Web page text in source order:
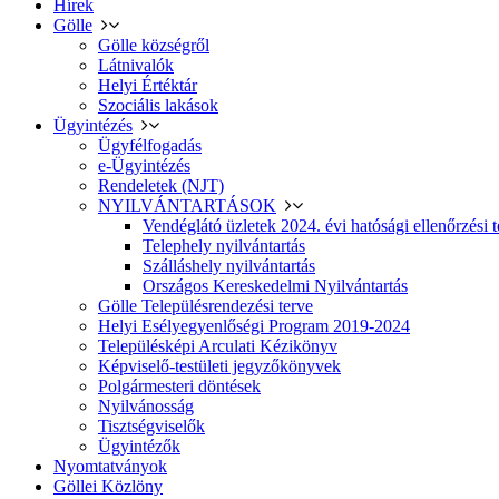
Hírek
Gölle
Gölle községről
Látnivalók
Helyi Értéktár
Szociális lakások
Ügyintézés
Ügyfélfogadás
e-Ügyintézés
Rendeletek (NJT)
NYILVÁNTARTÁSOK
Vendéglátó üzletek 2024. évi hatósági ellenőrzési
Telephely nyilvántartás
Szálláshely nyilvántartás
Országos Kereskedelmi Nyilvántartás
Gölle Településrendezési terve
Helyi Esélyegyenlőségi Program 2019-2024
Településképi Arculati Kézikönyv
Képviselő-testületi jegyzőkönyvek
Polgármesteri döntések
Nyilvánosság
Tisztségviselők
Ügyintézők
Nyomtatványok
Göllei Közlöny